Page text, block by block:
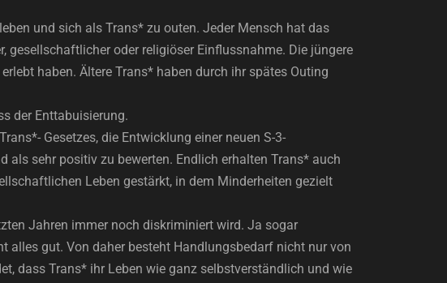
und sich als Trans* zu outen. Jeder Mensch hat das
gesellschaftlicher oder religiöser Einflussnahme. Die jüngere
haben. Ältere Trans* haben durch ihr spätes Outing
der Enttabuisierung.
Gesetzes, die Entwicklung einer neuen S-3-
als sehr positiv zu bewerten. Endlich erhalten Trans* auch
Leben gestärkt, in dem Minderheiten gezielt
Jahren immer noch diskriminiert wird. Ja sogar
alles gut. Von daher besteht Handlungsbedarf nicht nur von
dass Trans* ihr Leben wie ganz selbstverständlich und wie